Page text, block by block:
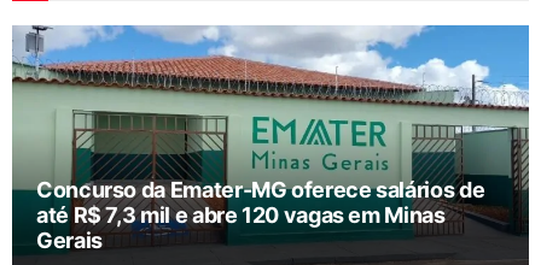
Concurso da Emater-MG oferece salários de
até R$ 7,3 mil e abre 120 vagas em Minas
Gerais